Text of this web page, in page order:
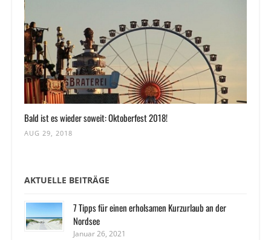
Bald ist es wieder soweit: Oktoberfest 2018!
AUG 29, 2018
AKTUELLE BEITRÄGE
7 Tipps für einen erholsamen Kurzurlaub an der
Nordsee
Januar 26, 2021